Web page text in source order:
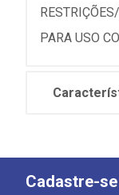
PARA USO
Cadastre-